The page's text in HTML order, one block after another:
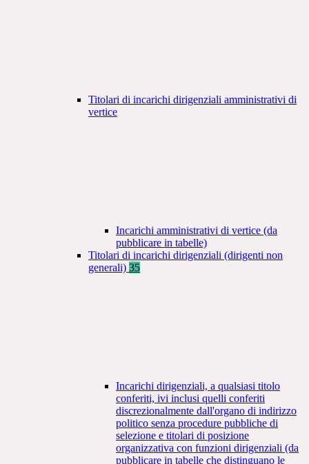
Titolari di incarichi dirigenziali amministrativi di
vertice
Incarichi amministrativi di vertice (da
pubblicare in tabelle)
Titolari di incarichi dirigenziali (dirigenti non
generali) 35
Incarichi dirigenziali, a qualsiasi titolo
conferiti, ivi inclusi quelli conferiti
discrezionalmente dall'organo di indirizzo
politico senza procedure pubbliche di
selezione e titolari di posizione
organizzativa con funzioni dirigenziali (da
pubblicare in tabelle che distinguano le